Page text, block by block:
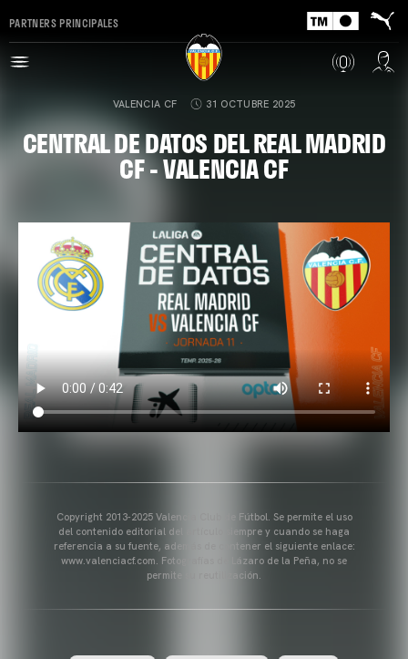
PARTNERS PRINCIPALES
VALENCIA CF 31 OCTUBRE 2025
CENTRAL DE DATOS DEL REAL MADRID
CF - VALENCIA CF
Copyright 2013-2025 Valencia Club de Fútbol. Se permite el uso
del contenido editorial del artículo siempre y cuando se haga
referencia a su fuente, además de contener el siguiente enlace:
www.valenciacf.com. Fotografías de Lázaro de la Peña, no se
permite su reutilización.